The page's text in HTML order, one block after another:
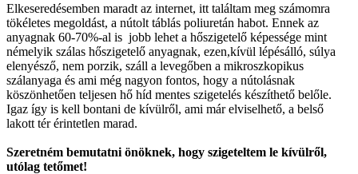
Elkeseredésemben maradt az internet, itt találtam meg számomra
tökéletes megoldást, a nútolt táblás poliuretán habot. Ennek az
anyagnak 60-70%-al is jobb lehet a hőszigetelő képessége mint
némelyik szálas hőszigetelő anyagnak, ezen,kívül lépésálló, súlya
elenyésző, nem porzik, száll a levegőben a mikroszkopikus
szálanyaga és ami még nagyon fontos, hogy a nútolásnak
köszönhetően teljesen hő híd mentes szigetelés készíthető belőle.
Igaz így is kell bontani de kívülről, ami már elviselhető, a belső
lakott tér érintetlen marad.
Szeretném bemutatni önöknek, hogy szigeteltem le kívülről,
utólag tetőmet!